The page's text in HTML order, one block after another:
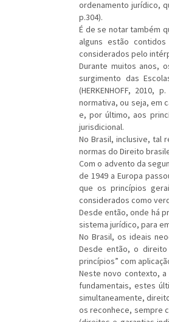
ordenamento jurídico,
p.304).
É de se notar também
alguns estão
considerados pelo
Durante muitos anos,
surgimento das
(HERKENHOFF,
normativa, ou seja, em
e, por último, aos
jurisdicional.
No Brasil, inclusive, tal
normas do Direito
Com o advento da
de 1949 a Europa
que os princípios
considerados como
Desde então, onde há
sistema jurídico, para
No Brasil, os ideais
Desde então, o
princípios” com
Neste novo contexto,
fundamentais, estes
simultaneamente,
os reconhece, sempre